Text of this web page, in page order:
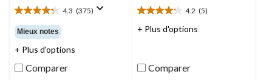
4.3 (375)
4.3
étoile(s)
sur
5.
375
évaluations
Mieux notes
+ Plus d'options
Comparer
4.2 (5)
4.2
étoile(s)
5
évaluations
+ Plus d'options
Comparer